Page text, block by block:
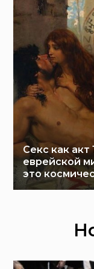
Секс как
еврейской
это